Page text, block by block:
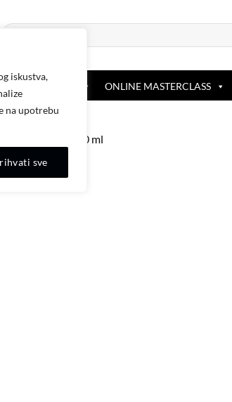
iskustva,
na upotrebu
sve
Pretraži:
ONLINE MASTERCLASS